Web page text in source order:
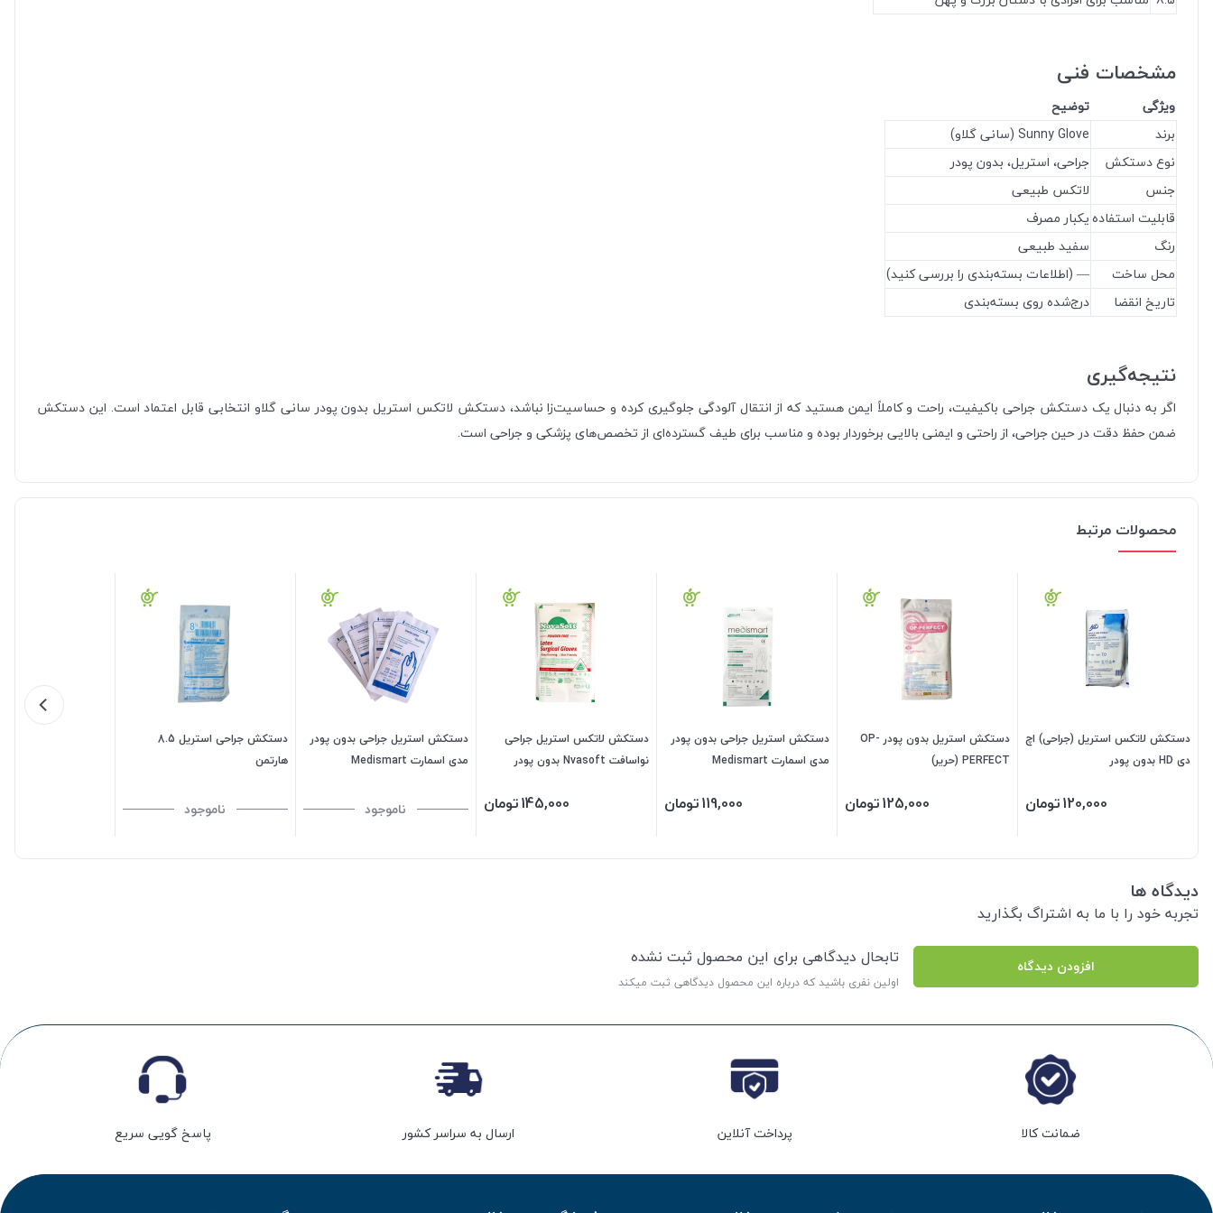
مشخصات فنی
ویژگی
توضیح
برند
Sunny Glove (سانی گلاو)
نوع دستکش
جراحی، استریل، بدون پودر
جنس
لاتکس طبیعی
قابلیت استفادهیکبار مصرف
رنگ
سفید طبیعی
محل ساخت
— (اطلاعات بسته‌بندی را بررسی کنید)
تاریخ انقضا
درج‌شده روی بسته‌بندی
نتیجه‌گیری
اگر به دنبال یک دستکش جراحی باکیفیت، راحت و کاملاً ایمن هستید که از انتقال آلودگی جلوگیری کرده و حساسیت‌زا نباشد، دستکش لاتکس استریل بدون پودر سانی گلاو انتخابی قابل اعتماد است. این دستکش
ضمن حفظ دقت در حین جراحی، از راحتی و ایمنی بالایی برخوردار بوده و مناسب برای طیف گسترده‌ای از تخصص‌های پزشکی و جراحی است.
محصولات مرتبط
دستکش لاتکس استریل (جراحی) اچ
دی HD بدون پودر
120,000تومان
دستکش استریل بدون پودر OP-
PERFECT (حریر)
125,000تومان
دستکش استریل جراحی بدون پودر
مدی اسمارت Medismart
119,000تومان
دستکش لاتکس استریل جراحی
نواسافت Nvasoft بدون پودر
145,000تومان
دستکش استریل جراحی بدون پودر
مدی اسمارت Medismart
ناموجود
دستکش جراحی استریل 8.5
هارتمن
ناموجود
دیدگاه ها
تجربه خود را با ما به اشتراگ بگذارید
افزودن دیدگاه تابحال دیدگاهی برای این محصول ثبت نشده
اولین نفری باشید که درباره این محصول دیدگاهی ثبت میکند
ضمانت کالا پرداخت آنلاین ارسال به سراسر کشور پاسخ گویی سریع